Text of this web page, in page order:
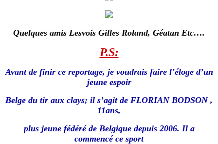
Quelques amis Lesvois Gilles Roland, Géatan Etc….
P.S:
Avant de finir ce reportage, je voudrais faire l’éloge d’un
jeune espoir
Belge du tir aux clays; il s’agit de FLORIAN BODSON ,
11ans,
plus jeune fédéré de Belgique depuis 2006. Il a
commencé ce sport